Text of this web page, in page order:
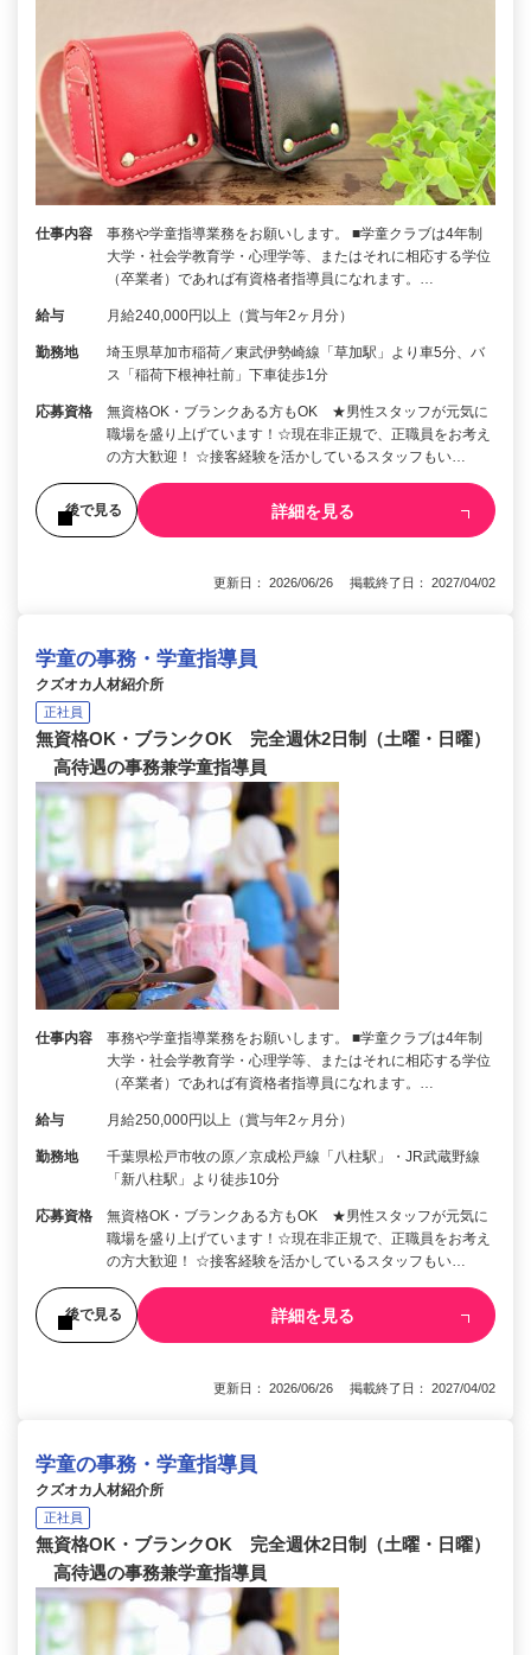
仕事内容
事務や学童指導業務をお願いします。 ■学童クラブは4年制
大学・社会学教育学・心理学等、またはそれに相応する学位
（卒業者）であれば有資格者指導員になれます。…
給与 月給240,000円以上（賞与年2ヶ月分）
勤務地
埼玉県草加市稲荷／東武伊勢崎線「草加駅」より車5分、バ
ス「稲荷下根神社前」下車徒歩1分
応募資格
無資格OK・ブランクある方もOK ★男性スタッフが元気に
職場を盛り上げています！☆現在非正規で、正職員をお考え
の方大歓迎！ ☆接客経験を活かしているスタッフもい…
後で見る 詳細を見る
更新日： 2026/06/26 掲載終了日： 2027/04/02
学童の事務・学童指導員
クズオカ人材紹介所
正社員
無資格OK・ブランクOK 完全週休2日制（土曜・日曜）
高待遇の事務兼学童指導員
仕事内容
事務や学童指導業務をお願いします。 ■学童クラブは4年制
大学・社会学教育学・心理学等、またはそれに相応する学位
（卒業者）であれば有資格者指導員になれます。…
給与 月給250,000円以上（賞与年2ヶ月分）
勤務地
千葉県松戸市牧の原／京成松戸線「八柱駅」・JR武蔵野線
「新八柱駅」より徒歩10分
応募資格
無資格OK・ブランクある方もOK ★男性スタッフが元気に
職場を盛り上げています！☆現在非正規で、正職員をお考え
の方大歓迎！ ☆接客経験を活かしているスタッフもい…
後で見る 詳細を見る
更新日： 2026/06/26 掲載終了日： 2027/04/02
学童の事務・学童指導員
クズオカ人材紹介所
正社員
無資格OK・ブランクOK 完全週休2日制（土曜・日曜）
高待遇の事務兼学童指導員